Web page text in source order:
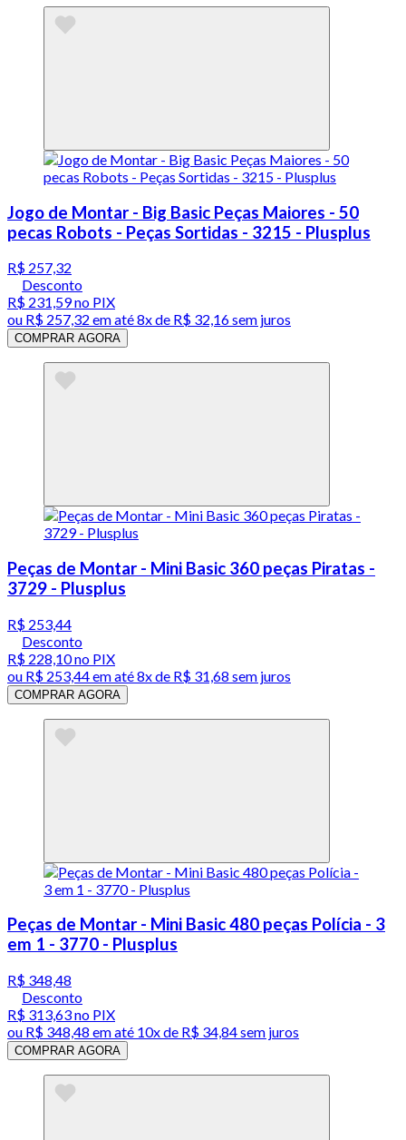
Jogo de Montar - Big Basic Peças Maiores - 50
pecas Robots - Peças Sortidas - 3215 - Plusplus
R$ 257,32
Desconto
R$ 231,59no PIX
ou R$ 257,32 em até8x de R$ 32,16 sem juros
COMPRAR AGORA
Peças de Montar - Mini Basic 360 peças Piratas -
3729 - Plusplus
R$ 253,44
Desconto
R$ 228,10no PIX
ou R$ 253,44em até8x de R$ 31,68 sem juros
COMPRAR AGORA
Peças de Montar - Mini Basic 480 peças Polícia - 3
em 1 - 3770 - Plusplus
R$ 348,48
Desconto
R$ 313,63no PIX
ou R$ 348,48 em até 10x de R$ 34,84 sem juros
COMPRAR AGORA